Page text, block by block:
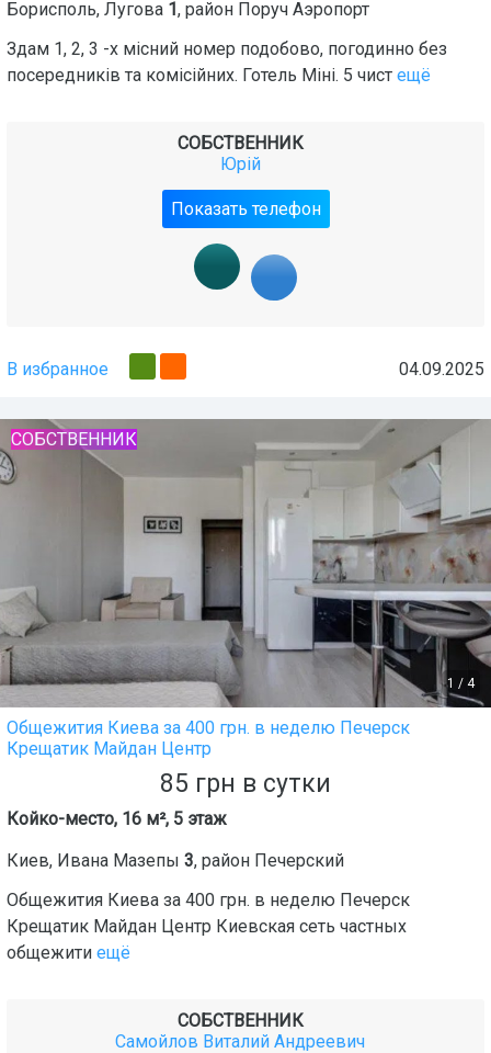
Борисполь, Лугова 1, район Поруч Аэропорт
Здам 1, 2, 3 -х місний номер подобово, погодинно без
посередників та комісійних. Готель Міні. 5 чист ещё
СОБСТВЕННИК
Юрій
Показать телефон
В избранное 04.09.2025
1 / 4
СОБСТВЕННИК
Общежития Киева за 400 грн. в неделю Печерск
Крещатик Майдан Центр
85 грн в сутки
Койко-место, 16 м², 5 этаж
Киев, Ивана Мазепы 3, район Печерский
Общежития Киева за 400 грн. в неделю Печерск
Крещатик Майдан Центр Киевская сеть частных
общежити ещё
СОБСТВЕННИК
Самойлов Виталий Андреевич